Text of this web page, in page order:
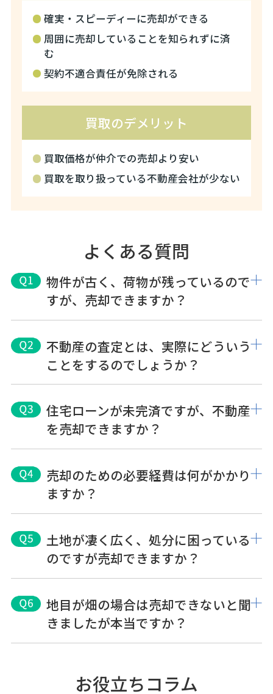
確実・スピーディーに売却ができる
周囲に売却していることを知られずに済
む
契約不適合責任が免除される
買取のデメリット
買取価格が仲介での売却より安い
買取を取り扱っている不動産会社が少ない
よくある質問
物件が古く、荷物が残っているので
すが、売却できますか？
不動産の査定とは、実際にどういう
ことをするのでしょうか？
住宅ローンが未完済ですが、不動産
を売却できますか？
売却のための必要経費は何がかかり
ますか？
土地が凄く広く、処分に困っている
のですが売却できますか？
地目が畑の場合は売却できないと聞
きましたが本当ですか？
お役立ちコラム